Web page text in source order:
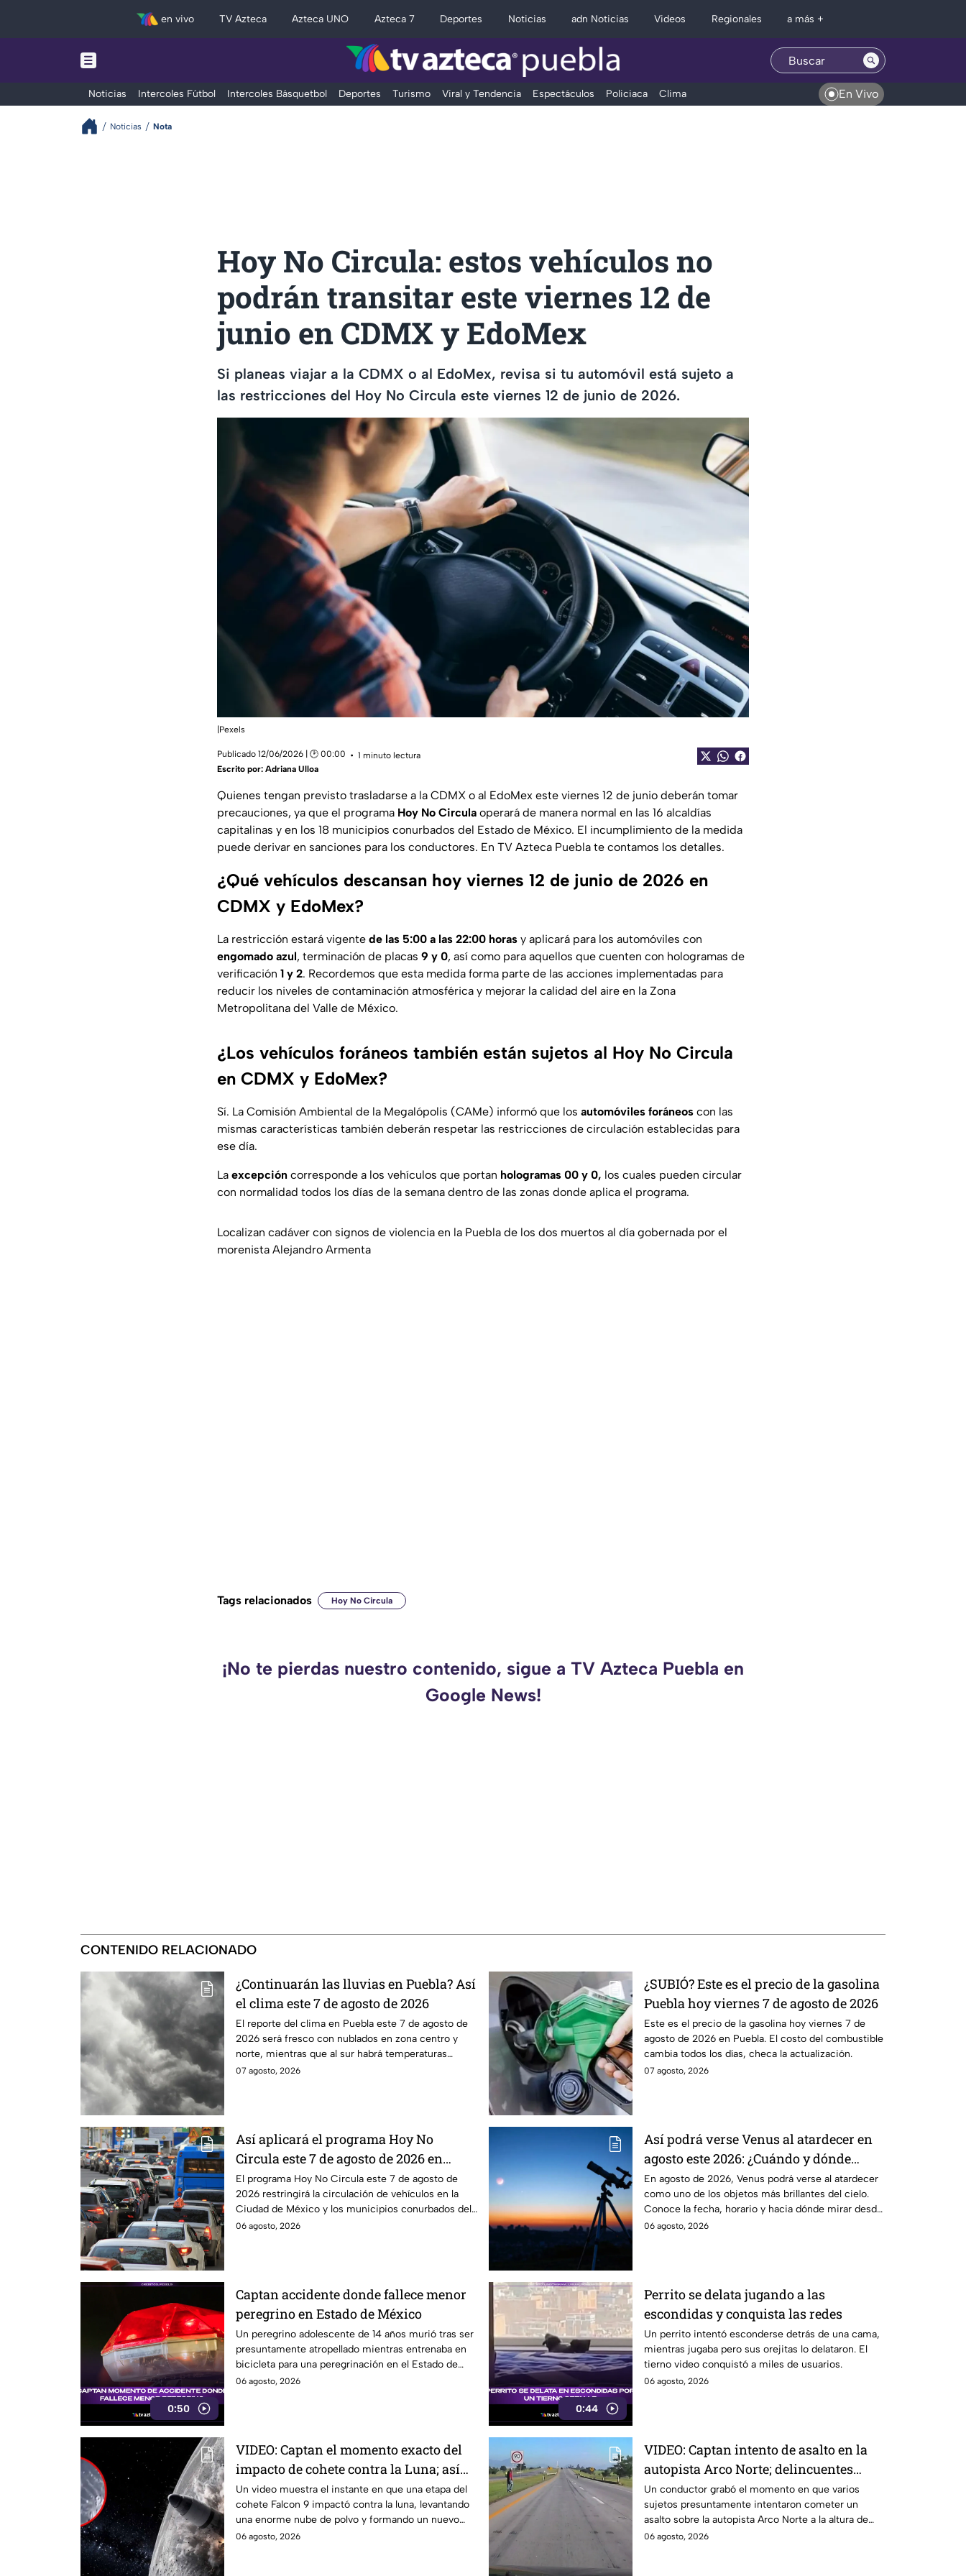
en vivo TV Azteca Azteca UNO Azteca 7 Deportes Noticias adn Noticias Videos Regionales a más +
Noticias Intercoles Fútbol Intercoles Básquetbol Deportes Turismo Viral y Tendencia Espectáculos Policiaca Clima En Vivo
Noticias Nota
Hoy No Circula: estos vehículos no
podrán transitar este viernes 12 de
junio en CDMX y EdoMex
Si planeas viajar a la CDMX o al EdoMex, revisa si tu automóvil está sujeto a
las restricciones del Hoy No Circula este viernes 12 de junio de 2026.
|Pexels
Publicado 12/06/2026 | 🕑 00:00
1 minuto lectura
Escrito por: Adriana Ulloa
Quienes tengan previsto trasladarse a la CDMX o al EdoMex este viernes 12 de junio deberán tomar
precauciones, ya que el programa Hoy No Circula operará de manera normal en las 16 alcaldías
capitalinas y en los 18 municipios conurbados del Estado de México. El incumplimiento de la medida
puede derivar en sanciones para los conductores. En TV Azteca Puebla te contamos los detalles.
¿Qué vehículos descansan hoy viernes 12 de junio de 2026 en
CDMX y EdoMex?
La restricción estará vigente de las 5:00 a las 22:00 horas y aplicará para los automóviles con
engomado azul, terminación de placas 9 y 0, así como para aquellos que cuenten con hologramas de
verificación 1 y 2. Recordemos que esta medida forma parte de las acciones implementadas para
reducir los niveles de contaminación atmosférica y mejorar la calidad del aire en la Zona
Metropolitana del Valle de México.
¿Los vehículos foráneos también están sujetos al Hoy No Circula
en CDMX y EdoMex?
Sí. La Comisión Ambiental de la Megalópolis (CAMe) informó que los automóviles foráneos con las
mismas características también deberán respetar las restricciones de circulación establecidas para
ese día.
La excepción corresponde a los vehículos que portan hologramas 00 y 0, los cuales pueden circular
con normalidad todos los días de la semana dentro de las zonas donde aplica el programa.
Localizan cadáver con signos de violencia en la Puebla de los dos muertos al día gobernada por el
morenista Alejandro Armenta
Tags relacionados Hoy No Circula
¡No te pierdas nuestro contenido, sigue a TV Azteca Puebla en
Google News!
CONTENIDO RELACIONADO
¿Continuarán las lluvias en Puebla? Así
el clima este 7 de agosto de 2026
El reporte del clima en Puebla este 7 de agosto de
2026 será fresco con nublados en zona centro y
norte, mientras que al sur habrá temperaturas
elevadas.
07 agosto, 2026
¿SUBIÓ? Este es el precio de la gasolina
Puebla hoy viernes 7 de agosto de 2026
Este es el precio de la gasolina hoy viernes 7 de
agosto de 2026 en Puebla. El costo del combustible
cambia todos los días, checa la actualización.
07 agosto, 2026
Así aplicará el programa Hoy No
Circula este 7 de agosto de 2026 en
CDMX y Edomex
El programa Hoy No Circula este 7 de agosto de
2026 restringirá la circulación de vehículos en la
Ciudad de México y los municipios conurbados del
Edomex.
06 agosto, 2026
Así podrá verse Venus al atardecer en
agosto este 2026: ¿Cuándo y dónde
observarlo desde Puebla?
En agosto de 2026, Venus podrá verse al atardecer
como uno de los objetos más brillantes del cielo.
Conoce la fecha, horario y hacia dónde mirar desde
Puebla.
06 agosto, 2026
0:50
Captan accidente donde fallece menor
peregrino en Estado de México
Un peregrino adolescente de 14 años murió tras ser
presuntamente atropellado mientras entrenaba en
bicicleta para una peregrinación en el Estado de
México.
06 agosto, 2026
0:44
Perrito se delata jugando a las
escondidas y conquista las redes
Un perrito intentó esconderse detrás de una cama,
mientras jugaba pero sus orejitas lo delataron. El
tierno video conquistó a miles de usuarios.
06 agosto, 2026
VIDEO: Captan el momento exacto del
impacto de cohete contra la Luna; así
reaccionó
Un video muestra el instante en que una etapa del
cohete Falcon 9 impactó contra la luna, levantando
una enorme nube de polvo y formando un nuevo
cráter.
06 agosto, 2026
VIDEO: Captan intento de asalto en la
autopista Arco Norte; delincuentes
arrojaron piedras y llantas
Un conductor grabó el momento en que varios
sujetos presuntamente intentaron cometer un
asalto sobre la autopista Arco Norte a la altura de
Tlaxcala
06 agosto, 2026